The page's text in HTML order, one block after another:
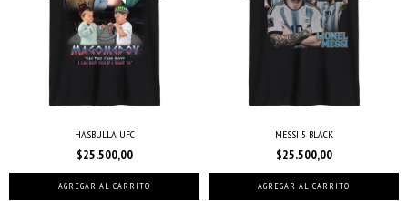
HASBULLA UFC
$25.500,00
AGREGAR AL CARRITO
MESSI 5 BLACK
$25.500,00
AGREGAR AL CARRITO